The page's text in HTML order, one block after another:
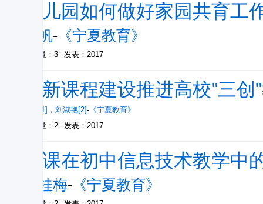
幼儿园如何做好家园共育工
杨帆- 《宁夏教育》
被引量：3 发表：2017
创新课程建设推进高校"三创
罗永[1] ， 刘淑艳[2]- 《宁夏教育》
被引量：2
发表：2017
微课在初中信息技术教学中
张桂梅- 《宁夏教育》